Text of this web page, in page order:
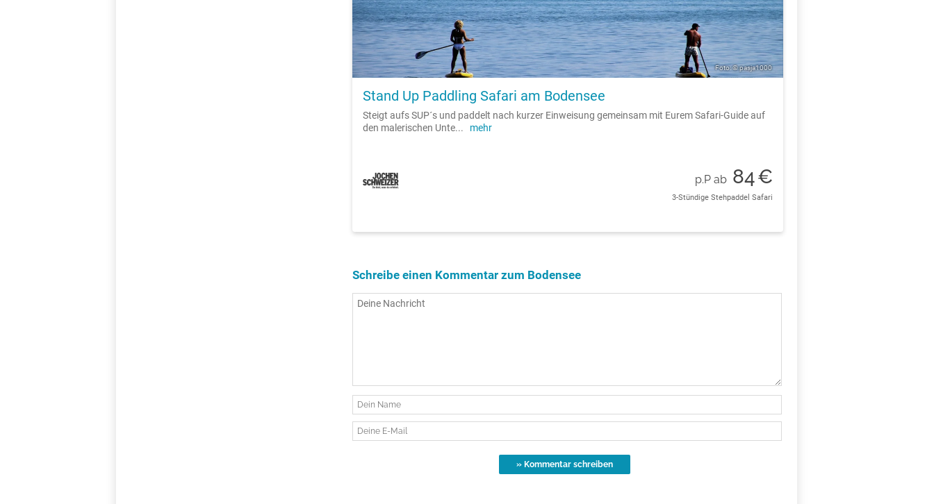
Foto: © pasja1000
Stand Up Paddling Safari am Bodensee
Steigt aufs SUP´s und paddelt nach kurzer Einweisung gemeinsam mit Eurem Safari-Guide auf
den malerischen Unte... mehr
p.P ab 84€
3-Stündige Stehpaddel Safari
Schreibe einen Kommentar zum Bodensee